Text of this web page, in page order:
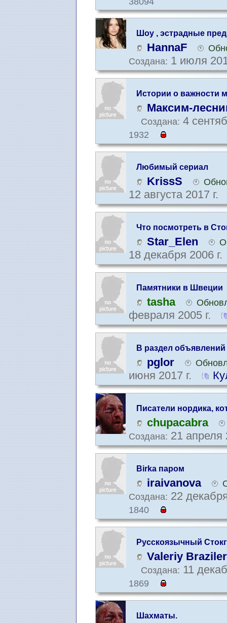
Шоу , эстрадные
HannaF
Создана: 1 июля
Истории о важности
Максим-
Создана: 4
1932
Любимый сериал
KrissS
12 августа 2017 г.
Что посмотреть в
Star_Elen
18 декабря 2006 г.
Памятники в Швеции
tasha
февраля 2005 г.
В раздел объявлений
pglor
июня 2017 г.
Писатели нордика,
chupacabra
Создана: 21 апреля
Birka паром
iraivanova
Создана: 22
1840
Русскоязычный
Valeriy Braziler
Создана: 11
1869
Шахматы.